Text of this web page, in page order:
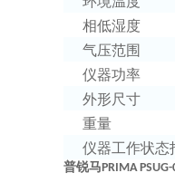
相低湿度
气压范围
仪器功率
外形尺寸
重量
仪器工作状态
普锐马PRIMA